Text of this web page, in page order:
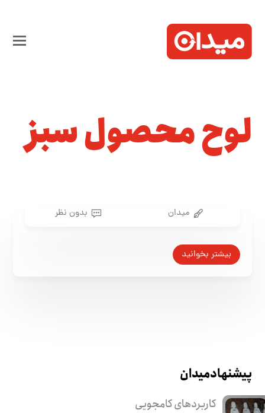
لوح محصول سبز
میدان بدون نظر
بیشتر بخوانید
پیشنهاد میدان
کاربرد‌های کامجویی